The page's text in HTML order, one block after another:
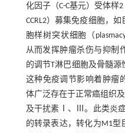
化因子（C-C基元）受体样2
CCRL2）募集免疫细胞，
胞样树突状细胞（
从而发挥肿瘤杀伤与抑制
的调节T淋巴细胞及骨髓源
这种免疫调节影响着肿瘤
体广泛存在于正常癌组织
及干扰素Ⅰ、Ⅲ。此类炎
的转录表达，转化为M1型